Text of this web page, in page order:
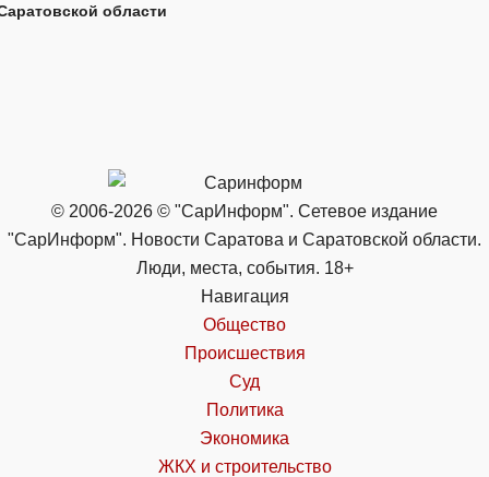
области
© 2006-2026 © "СарИнформ". Сетевое издание
"СарИнформ". Новости Саратова и Саратовской области.
Люди, места, события. 18+
Навигация
Общество
Происшествия
Суд
Политика
Экономика
ЖКХ и строительство